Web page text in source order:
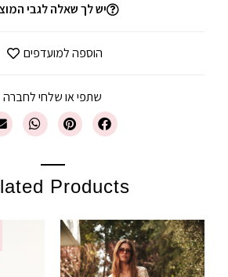
יש לך שאלה לגבי
הוספה למועדפים
שתפי או שלחי לחברה
Products